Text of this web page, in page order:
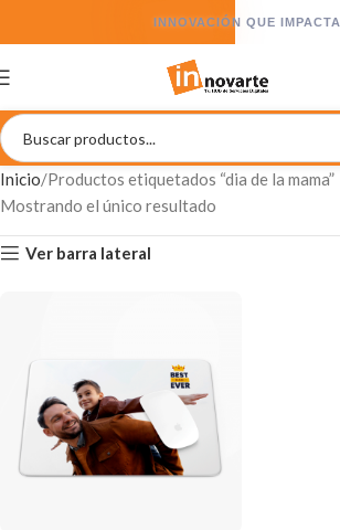
INNOVACIÓN QUE IMPACTA
Inicio Productos etiquetados “dia de la mama”
Mostrando el único resultado
Ver barra lateral